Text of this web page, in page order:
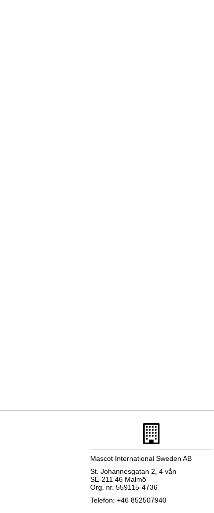
Mascot International Sweden AB
St. Johannesgatan 2, 4 vån
SE-211 46 Malmö
Org. nr. 559115-4736
Telefon: +46 852507940